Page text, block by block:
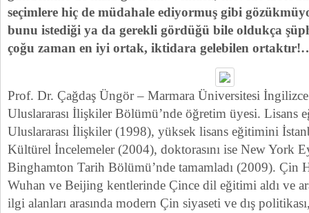
seçimlere hiç de müdahale ediyormuş gibi
bunu istediği ya da gerekli gördüğü bile oldukça
çoğu zaman en iyi ortak, iktidara gelebilen
Prof. Dr. Çağdaş Üngör – Marmara Üniversitesi
Uluslararası İlişkiler Bölümü’nde öğretim üyesi. Lisans
Uluslararası İlişkiler (1998), yüksek lisans eğitimini
Kültürel İncelemeler (2004), doktorasını ise New York
Binghamton Tarih Bölümü’nde tamamladı (2009). Çin
Wuhan ve Beijing kentlerinde Çince dil eğitimi aldı ve
ilgi alanları arasında modern Çin siyaseti ve dış